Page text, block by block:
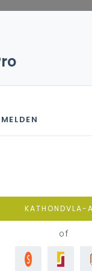
KATHONDVLA-
of